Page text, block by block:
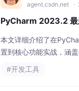
agent.csdn.net ·
PyCharm 2023.2 最
本文详细介绍了在
置到核心功能实战，涵
#开发工具